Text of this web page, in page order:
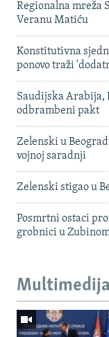
Regionalna mreža
Veranu Matiću
Konstitutivna
ponovo traži
Saudijska Arabija,
odbrambeni pakt
Zelenski u
vojnoj saradnji
Zelenski stigao u
Posmrtni ostaci
grobnici u
Multimedija